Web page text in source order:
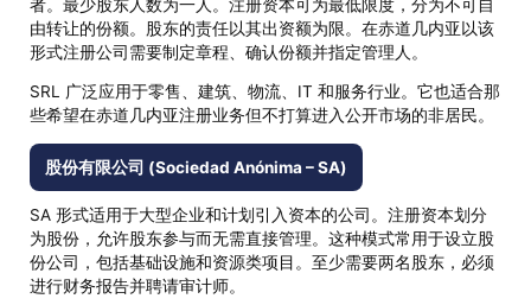
者。最少股东人数为一人。注册资本可为最低限度，分为不可自
由转让的份额。股东的责任以其出资额为限。在赤道几内亚以该
形式注册公司需要制定章程、确认份额并指定管理人。
SRL 广泛应用于零售、建筑、物流、IT 和服务行业。它也适合那
些希望在赤道几内亚注册业务但不打算进入公开市场的非居民。
股份有限公司 (Sociedad Anónima – SA)
SA 形式适用于大型企业和计划引入资本的公司。注册资本划分
为股份，允许股东参与而无需直接管理。这种模式常用于设立股
份公司，包括基础设施和资源类项目。至少需要两名股东，必须
进行财务报告并聘请审计师。